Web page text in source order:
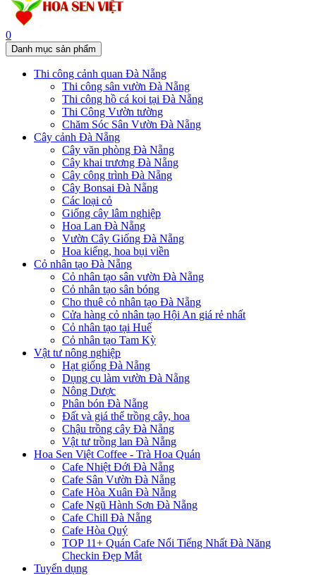
0
Danh mục sản phẩm
Thi công cảnh quan Đà Nẵng
Thi công sân vườn Đà Nẵng
Thi công hồ cá koi tại Đà Nẵng
Thi Công Vườn tường
Chăm Sóc Sân Vườn Đà Nẵng
Cây cảnh Đà Nẵng
Cây văn phòng Đà Nẵng
Cây khai trương Đà Nẵng
Cây công trình Đà Nẵng
Cây Bonsai Đà Nẵng
Các loại cỏ
Giống cây lâm nghiệp
Hoa Lan Đà Nẵng
Vườn Cây Giống Đà Nẵng
Hoa kiểng, hoa bụi viền
Cỏ nhân tạo Đà Nẵng
Cỏ nhân tạo sân vườn Đà Nẵng
Cỏ nhân tạo sân bóng
Cho thuê cỏ nhân tạo Đà Nẵng
Cửa hàng cỏ nhân tạo Hội An giá rẻ nhất
Cỏ nhân tạo tại Huế
Cỏ nhân tạo Tam Kỳ
Vật tư nông nghiệp
Hạt giống Đà Nẵng
Dụng cụ làm vườn Đà Nẵng
Nông Dược
Phân bón Đà Nẵng
Đất và giá thể trồng cây, hoa
Chậu trồng cây Đà Nẵng
Vật tư trồng lan Đà Nẵng
Hoa Sen Việt Coffee - Trà Hoa Quán
Cafe Nhiệt Đới Đà Nẵng
Cafe Sân Vườn Đà Nẵng
Cafe Hòa Xuân Đà Nẵng
Cafe Ngũ Hành Sơn Đà Nẵng
Cafe Chill Đà Nẵng
Cafe Hòa Quý
TOP 11+ Quán Cafe Nổi Tiếng Nhất Đà Năng
Checkin Đẹp Mắt
Tuyển dụng